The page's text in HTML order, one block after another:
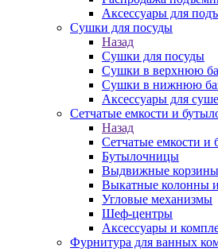
Аксессуары для
Сушки для посуды
Назад
Сушки для посуды
Сушки в верхнюю
Сушки в нижнюю
Аксессуары для
Сетчатые емкости и
Назад
Сетчатые емкости и
Бутылочницы
Выдвижные корзины
Выкатные колонны
Угловые механизмы
Шеф-центры
Аксессуары и
Фурнитура для ванных